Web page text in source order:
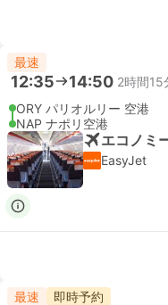
最速
12:35 14:50 2時間15
ORY パリオルリー 空港
NAP ナポリ空港
エコノミ
EasyJet
最速 即時予約